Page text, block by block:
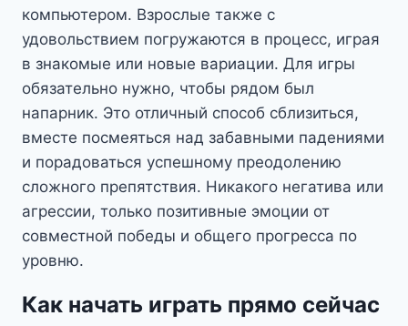
компьютером. Взрослые также с
удовольствием погружаются в процесс, играя
в знакомые или новые вариации. Для игры
обязательно нужно, чтобы рядом был
напарник. Это отличный способ сблизиться,
вместе посмеяться над забавными падениями
и порадоваться успешному преодолению
сложного препятствия. Никакого негатива или
агрессии, только позитивные эмоции от
совместной победы и общего прогресса по
уровню.
Как начать играть прямо сейчас